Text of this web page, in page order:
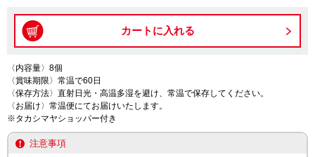
〈内容量〉8個
〈賞味期限〉常温で60日
〈保存方法〉直射日光・高温多湿を避け、常温で保存してください。
〈お届け〉常温便にてお届けいたします。
※タカシマヤショッパー付き
注意事項